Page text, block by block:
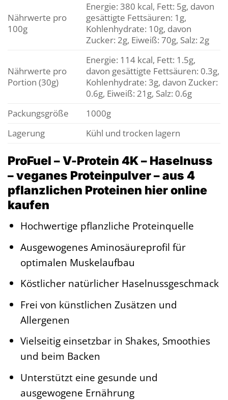
Nährwerte pro
100g
Energie: 380 kcal, Fett: 5g, davon
gesättigte Fettsäuren: 1g,
Kohlenhydrate: 10g, davon
Zucker: 2g, Eiweiß: 70g, Salz: 2g
Nährwerte pro
Portion (30g)
Energie: 114 kcal, Fett: 1.5g,
davon gesättigte Fettsäuren: 0.3g,
Kohlenhydrate: 3g, davon Zucker:
0.6g, Eiweiß: 21g, Salz: 0.6g
Packungsgröße
1000g
Lagerung
Kühl und trocken lagern
ProFuel – V-Protein 4K – Haselnuss
– veganes Proteinpulver – aus 4
pflanzlichen Proteinen hier online
kaufen
Hochwertige pflanzliche Proteinquelle
Ausgewogenes Aminosäureprofil für
optimalen Muskelaufbau
Köstlicher natürlicher Haselnussgeschmack
Frei von künstlichen Zusätzen und
Allergenen
Vielseitig einsetzbar in Shakes, Smoothies
und beim Backen
Unterstützt eine gesunde und
ausgewogene Ernährung